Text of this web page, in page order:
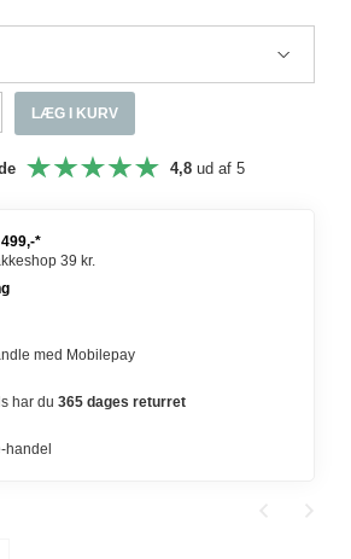
LÆG I KURV
4,8 ud af 5
499,-*
39 kr.
med Mobilepay
har du 365 dages returret
handel